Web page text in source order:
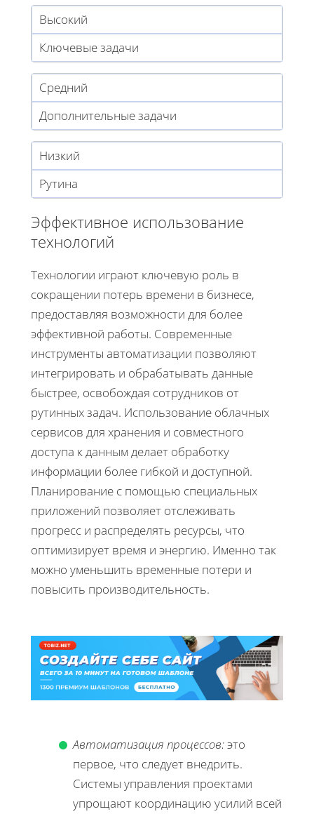
Высокий
Ключевые задачи
Средний
Дополнительные задачи
Низкий
Рутина
Эффективное использование
технологий
Технологии играют ключевую роль в
сокращении потерь времени в бизнесе,
предоставляя возможности для более
эффективной работы. Современные
инструменты автоматизации позволяют
интегрировать и обрабатывать данные
быстрее, освобождая сотрудников от
рутинных задач. Использование облачных
сервисов для хранения и совместного
доступа к данным делает обработку
информации более гибкой и доступной.
Планирование с помощью специальных
приложений позволяет отслеживать
прогресс и распределять ресурсы, что
оптимизирует время и энергию. Именно так
можно уменьшить временные потери и
повысить производительность.
Автоматизация процессов:это
первое, что следует внедрить.
Системы управления проектами
упрощают координацию усилий всей